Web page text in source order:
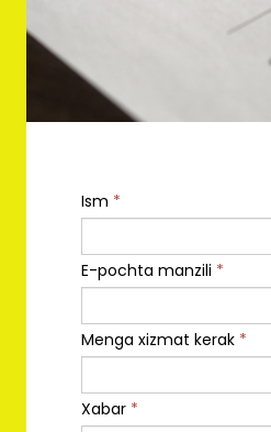
Ism *
E-pochta manzili *
Menga xizmat kerak *
Xabar *